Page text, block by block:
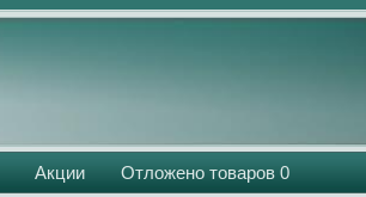
Акции Отложено товаров 0